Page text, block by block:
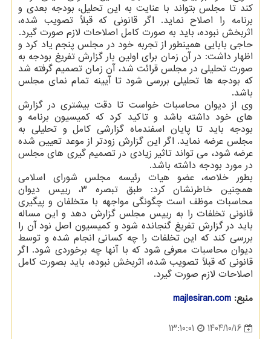
کند تا مجلس بتواند با عنایت به این تحلیل، بودجه بعدی و
برنامه را اصلاح نماید. اگر قانونی که قبلاً تصویب شده،
اثربخش نبوده، باید به صورت کامل اصلاحات لازم صورت گیرد.
حاجی بابایی همینطور از تجربه خود در مجلس پنجم یاد کرد و
اظهار داشت: در آن زمان برای اولین بار گزارش تفریغ بودجه به
صورت تحلیلی در مجلس قرائت شد، آن زمان تصمیم گرفته شد
که بودجه ها تحلیلی بررسی شود تا آیینه تمام نمای مجلس
باشد.
وی از دیوان محاسبات خواست تا دقت بیشتری در گزارش
های خود داشته باشد و تاکید کرد که کمیسیون برنامه و
بودجه باید تا پایان اسفندماه گزارشی کامل و تحلیلی به
مجلس عرضه نماید. اگر این گزارش زودتر از موعد تعیین شده
عرضه شود، می تواند تاثیر زیادی در تصمیم گیری های مجلس
در مورد بودجه داشته باشد.
بطور خلاصه، عضو هیات رئیسه مجلس شورای اسلامی
همچنین خاطرنشان کرد: طبق تبصره ۳، رییس دیوان
محاسبات موظف است چگونگی مواجهه با متخلفان و پیگیری
قانونی تخلفات را به رییس مجلس گزارش دهد و این مساله
باید در گزارش تفریغ گنجانده شود و کمیسیون اصل نود آن را
بررسی کند که این تخلفات را چه کسانی انجام شده و توسط
دیوان محاسبات معرفی شود که با آنها چه برخوردی شود. اگر
قانونی که قبلاً تصویب شده، اثربخش نبوده، باید بصورت کامل
اصلاحات لازم صورت گیرد.
منبع: majlesiran.com
1404/10/16
13:10:01